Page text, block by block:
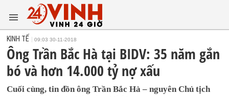
KINH TẾ 09:03 30-11-2018
Ông Trần Bắc Hà tại BIDV: 35 năm gắn
bó và hơn 14.000 tỷ nợ xấu
Cuối cùng, tin đồn ông Trần Bắc Hà – nguyên Chủ tịch